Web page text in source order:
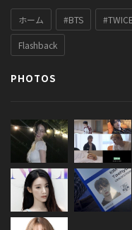
ホーム #BTS #TWICE
Flashback
PHOTOS